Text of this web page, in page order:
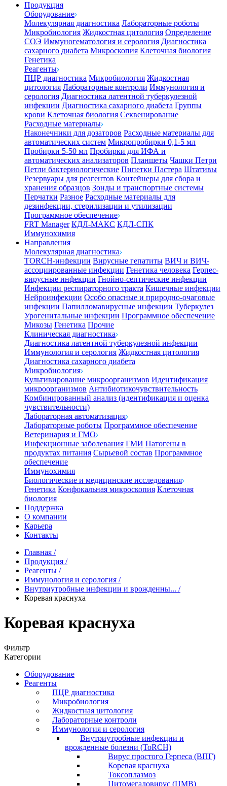
Продукция
Оборудование
Молекулярная диагностика Лабораторные роботы
Микробиология Жидкостная цитология Определение
СОЭ Иммуногематология и серология Диагностика
сахарного диабета Микроскопия Клеточная биология
Генетика
Реагенты
ПЦР диагностика Микробиология Жидкостная
цитология Лабораторные контроли Иммунология и
серология Диагностика латентной туберкулезной
инфекции Диагностика сахарного диабета Группы
крови Клеточная биология Секвенирование
Расходные материалы
Наконечники для дозаторов Расходные материалы для
автоматических систем Микропробирки 0,1-5 мл
Пробирки 5-50 мл Пробирки для ИФА и
автоматических анализаторов Планшеты Чашки Петри
Петли бактериологические Пипетки Пастера Штативы
Резервуары для реагентов Контейнеры для сбора и
хранения образцов Зонды и транспортные системы
Перчатки Разное Расходные материалы для
дезинфекции, стерилизации и утилизации
Программное обеспечение
FRT Manager КДЛ-МАКС КДЛ-СПК
Иммунохимия
Направления
Молекулярная диагностика
TORCH-инфекции Вирусные гепатиты ВИЧ и ВИЧ-
ассоциированные инфекции Генетика человека Герпес-
вирусные инфекции Гнойно-септические инфекции
Инфекции респираторного тракта Кишечные инфекции
Нейроинфекции Особо опасные и природно-очаговые
инфекции Папилломавирусные инфекции Туберкулез
Урогенитальные инфекции Программное обеспечение
Микозы Генетика Прочие
Клиническая диагностика
Диагностика латентной туберкулезной инфекции
Иммунология и серология Жидкостная цитология
Диагностика сахарного диабета
Микробиология
Культивирование микроорганизмов Идентификация
микроорганизмов Антибиотикочувствительность
Комбинированный анализ (идентификация и оценка
чувствительности)
Лабораторная автоматизация
Лабораторные роботы Программное обеспечение
Ветеринария и ГМО
Инфекционные заболевания ГМИ Патогены в
продуктах питания Сырьевой состав Программное
обеспечение
Иммунохимия
Биологические и медицинские исследования
Генетика Конфокальная микроскопия Клеточная
биология
Поддержка
О компании
Карьера
Контакты
Главная /
Продукция /
Реагенты /
Иммунология и серология /
Внутриутробные инфекции и врожденны... /
Коревая краснуха
Коревая краснуха
Фильтр
Категории
Оборудование
Реагенты
ПЦР диагностика
Микробиология
Жидкостная цитология
Лабораторные контроли
Иммунология и серология
Внутриутробные инфекции и
врожденные болезни (ToRCH)
Вирус простого Герпеса (ВПГ)
Коревая краснуха
Токсоплазмоз
Цитомегаловирус (ЦМВ)